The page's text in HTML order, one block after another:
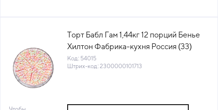
Торт Бабл Гам 1,44кг 12 порций Бенье
Хилтон Фабрика-кухня Россия (33)
(КОД 54015) (-18°С)
Код: 54015
Штрих-код: 2300000101713